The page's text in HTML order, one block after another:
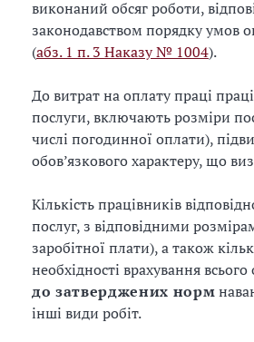
виконаний обсяг роботи,
законодавством порядку умов
(абз. 1 п. 3 Наказу № 1004).
До витрат на оплату праці
послуги, включають розміри
числі погодинної оплати),
обов’язкового характеру, що
Кількість працівників
послуг, з відповідними
заробітної плати), а також
необхідності врахування
до затверджених норм
інші види робіт.